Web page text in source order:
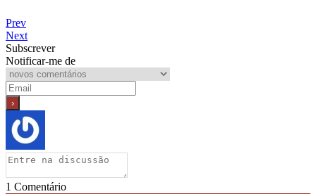
Prev
Next
Subscrever
Notificar-me de
1 Comentário